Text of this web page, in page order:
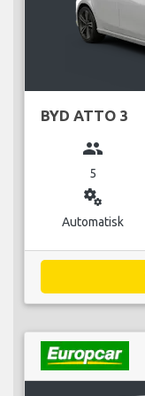
BYD ATTO 3
group
5
miscellaneous_services
Automatisk